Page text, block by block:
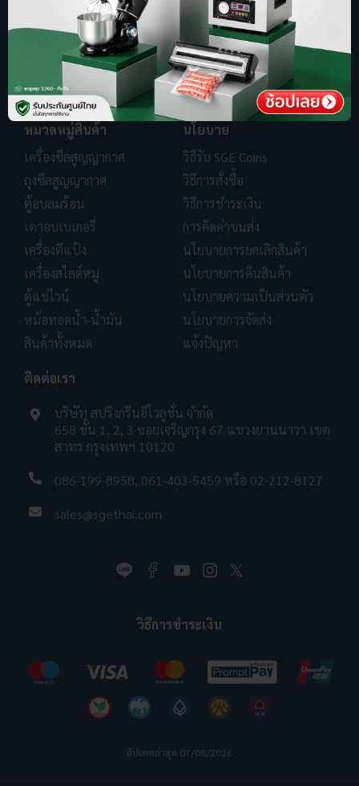
การันตีด้วยยอดขาย อันดับ 1
หมวดหมู่สินค้า
เครื่องซีลสูญญากาศ
ถุงซีลสูญญากาศ
ตู้อบลมร้อน
เตาอบเบเกอรี่
เครื่องตีแป้ง
เครื่องสไลด์หมู
ตู้แช่ไวน์
หม้อทอดน้ำ-น้ำมัน
สินค้าทั้งหมด
นโยบาย
วิธีรับ SGE Coins
วิธีการสั่งซื้อ
วิธีการชำระเงิน
การคิดค่าขนส่ง
นโยบายการยกเลิกสินค้า
นโยบายการคืนสินค้า
นโยบายความเป็นส่วนตัว
นโยบายการจัดส่ง
แจ้งปัญหา
ติดต่อเรา
บริษัท สปริงกรีนอีโวลูชั่น จำกัด
658 ชั้น 1, 2, 3 ซอยเจริญกรุง 67 แขวงยานนาวา เขต
สาทร กรุงเทพฯ 10120
086-199-8958, 061-403-5459 หรือ 02-212-8127
sales@sgethai.com
วิธีการชำระเงิน
อัปเดตล่าสุด 07/08/2026